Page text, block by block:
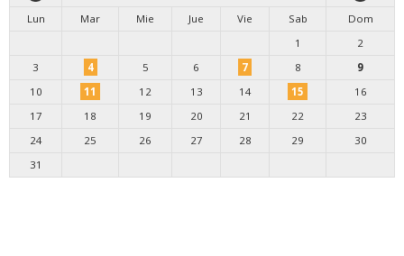
Lun
Mar Mie Jue Vie Sab
Dom
1
2
3
4 5 6 7 8
9
10
11 12 13 14 15
16
17
18 19 20 21 22
23
24
25 26 27 28 29
30
31